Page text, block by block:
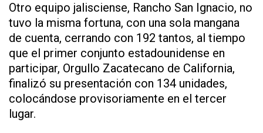
Otro equipo jalisciense, Rancho San Ignacio, no
tuvo la misma fortuna, con una sola mangana
de cuenta, cerrando con 192 tantos, al tiempo
que el primer conjunto estadounidense en
participar, Orgullo Zacatecano de California,
finalizó su presentación con 134 unidades,
colocándose provisoriamente en el tercer
lugar.